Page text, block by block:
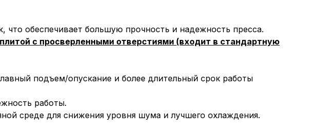
что обеспечивает большую прочность и надежность пресса.
с просверленными отверстиями (входит в стандартную
подъем/опускание и более длительный срок работы
работы.
среде для снижения уровня шума и лучшего охлаждения.